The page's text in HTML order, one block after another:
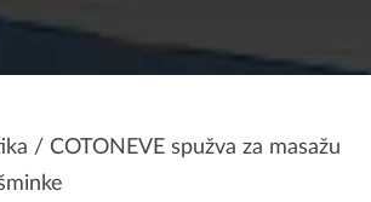
/ COTONEVE spužva za masažu